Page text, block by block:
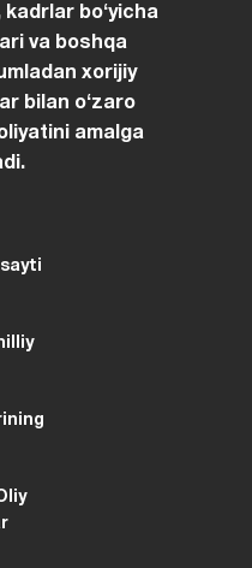
boʻyicha
va boshqa
xorijiy
bilan oʻzaro
amalga